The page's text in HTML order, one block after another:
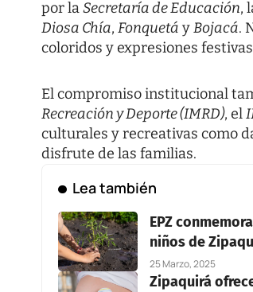
por laSecretaría de Educación,
Diosa Chía, Fonquetá yBojacá.
coloridos y expresiones
El compromiso institucional
Recreación y Deporte (IMRD), el
culturales y recreativas como
disfrute de las familias.
Lea también
EPZ
niños de
25 Marzo, 2025
Zipaquirá